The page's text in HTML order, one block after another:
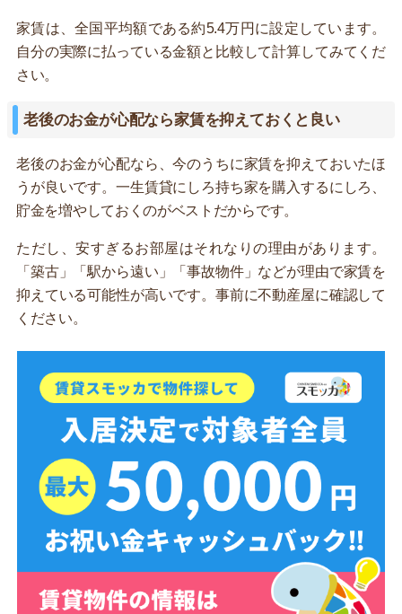
家賃は、全国平均額である約5.4万円に設定しています。
自分の実際に払っている金額と比較して計算してみてくだ
さい。
老後のお金が心配なら家賃を抑えておくと良い
老後のお金が心配なら、今のうちに家賃を抑えておいたほ
うが良いです。一生賃貸にしろ持ち家を購入するにしろ、
貯金を増やしておくのがベストだからです。
ただし、安すぎるお部屋はそれなりの理由があります。
「築古」「駅から遠い」「事故物件」などが理由で家賃を
抑えている可能性が高いです。事前に不動産屋に確認して
ください。